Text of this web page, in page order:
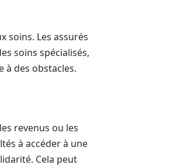
soins. Les assurés
soins spécialisés,
à des obstacles.
revenus ou les
à accéder à une
Cela peut